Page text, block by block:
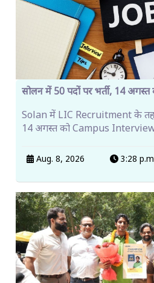
सोलन में 50 पदों पर भर्ती, 14 अगस्त
Solan में LIC Recruitment के तहत
14 अगस्त को Campus
Aug. 8, 2026 3:28